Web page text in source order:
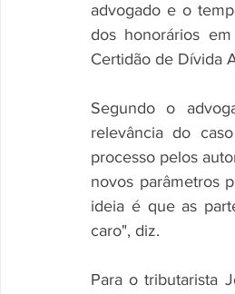
advogado e o
dos honorários
Certidão de Dívida
Segundo o
relevância do
processo pelos
novos parâmetros
ideia é que as
caro", diz.
Para o tributarista